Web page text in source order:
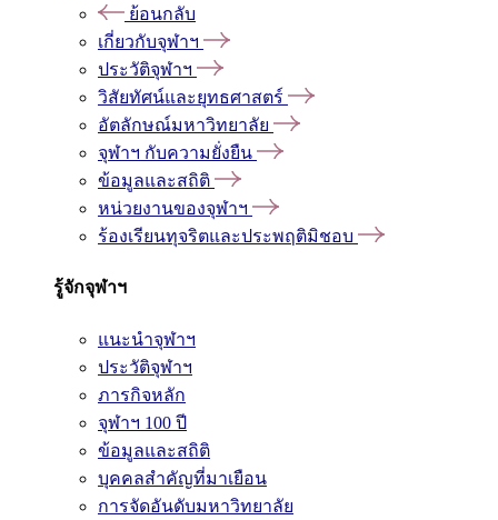
ย้อนกลับ
เกี่ยวกับจุฬาฯ
ประวัติจุฬาฯ
วิสัยทัศน์และยุทธศาสตร์
อัตลักษณ์มหาวิทยาลัย
จุฬาฯ กับความยั่งยืน
ข้อมูลและสถิติ
หน่วยงานของจุฬาฯ
ร้องเรียนทุจริตและประพฤติมิชอบ
รู้จักจุฬาฯ
แนะนำจุฬาฯ
ประวัติจุฬาฯ
ภารกิจหลัก
จุฬาฯ 100 ปี
ข้อมูลและสถิติ
บุคคลสำคัญที่มาเยือน
การจัดอันดับมหาวิทยาลัย